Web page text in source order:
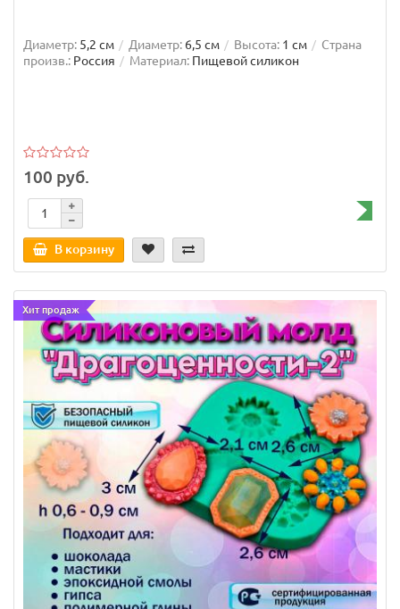
Диаметр: 5,2 см Диаметр: 6,5 см Высота: 1 см
Страна
произв.: Россия Материал: Пищевой силикон
100 руб.
В корзину
Хит продаж